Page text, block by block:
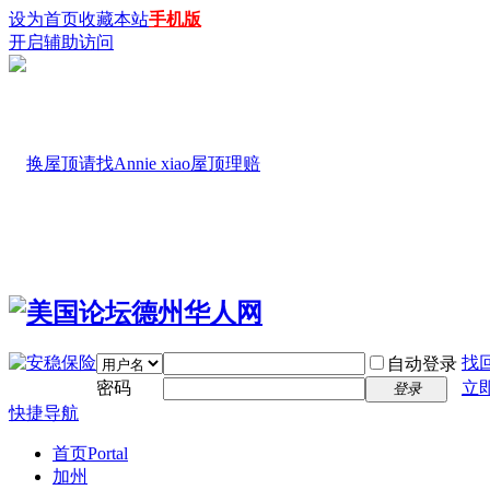
设为首页收藏本站手机版
开启辅助访问
自动登录 找
密码
登录
立
快捷导航
首页Portal
加州